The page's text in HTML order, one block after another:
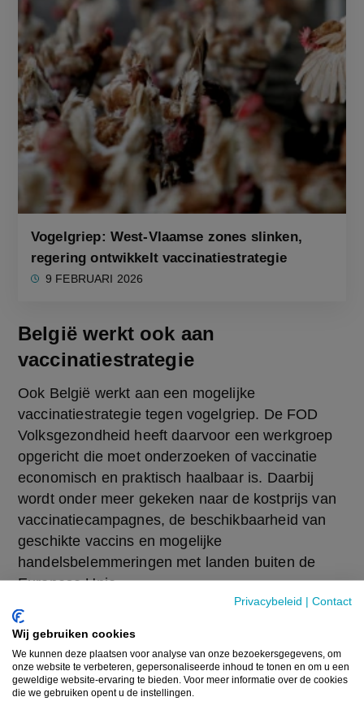
Privacybeleid | Contact
Wij gebruiken cookies
We kunnen deze plaatsen voor analyse van onze bezoekersgegevens, om
onze website te verbeteren, gepersonaliseerde inhoud te tonen en om u een
geweldige website-ervaring te bieden. Voor meer informatie over de cookies
die we gebruiken opent u de instellingen.
Vogelgriep: West-Vlaamse zones slinken,
regering ontwikkelt vaccinatiestrategie
9 FEBRUARI 2026
België werkt ook aan
vaccinatiestrategie
Ook België werkt aan een mogelijke
vaccinatiestrategie tegen vogelgriep. De FOD
Volksgezondheid heeft daarvoor een werkgroep
opgericht die moet onderzoeken of vaccinatie
economisch en praktisch haalbaar is. Daarbij
wordt onder meer gekeken naar de kostprijs van
vaccinatiecampagnes, de beschikbaarheid van
geschikte vaccins en mogelijke
handelsbelemmeringen met landen buiten de
Europese Unie.
Federaal landbouwminister David Clarinval (MR)
benadrukte eerder dat grootschalige vaccinatie
geen evidentie is, maar dat Europa intussen wel
een kader heeft uitgewerkt om vaccinatie van